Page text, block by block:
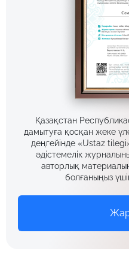
Қазақстан
дамытуға қосқан жеке
деңгейінде «Ustaz
әдістемелік
авторлық
болғаныңыз